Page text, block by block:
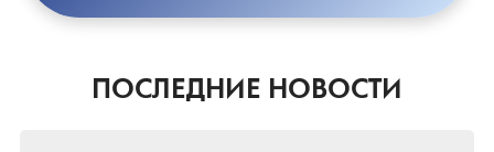
ПОСЛЕДНИЕ НОВОСТИ